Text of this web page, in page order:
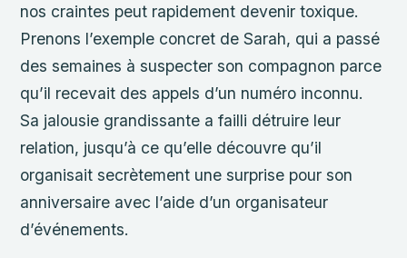
nos craintes peut rapidement devenir toxique.
Prenons l’exemple concret de Sarah, qui a passé
des semaines à suspecter son compagnon parce
qu’il recevait des appels d’un numéro inconnu.
Sa jalousie grandissante a failli détruire leur
relation, jusqu’à ce qu’elle découvre qu’il
organisait secrètement une surprise pour son
anniversaire avec l’aide d’un organisateur
d’événements.